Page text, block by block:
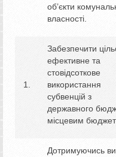
об’єкти
власності.
Забезпечити
ефективне та
стовідсоткове
використання
субвенцій з
державного
місцевим
Дотримуючись